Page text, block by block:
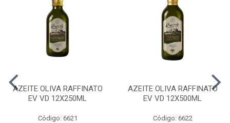
AZEITE OLIVA RAFFINATO
EV VD 12X250ML
Código: 6621
AZEITE OLIVA RAFFINATO
EV VD 12X500ML
Código: 6622